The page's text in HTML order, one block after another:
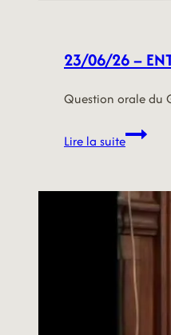
23/06/26 –
Question orale du
Lire la suite23/06/26
DE